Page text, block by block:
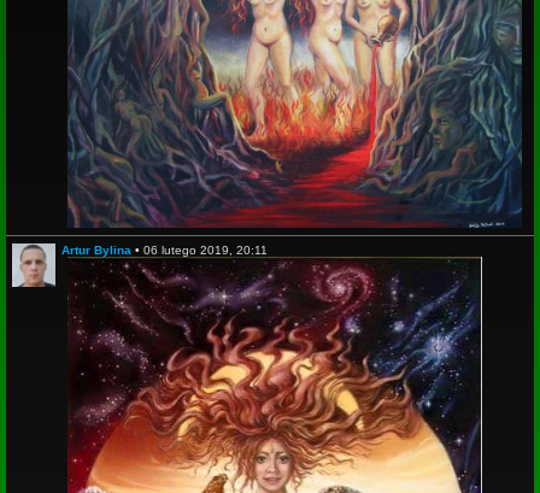
Artur Bylina • 06 lutego 2019, 20:11